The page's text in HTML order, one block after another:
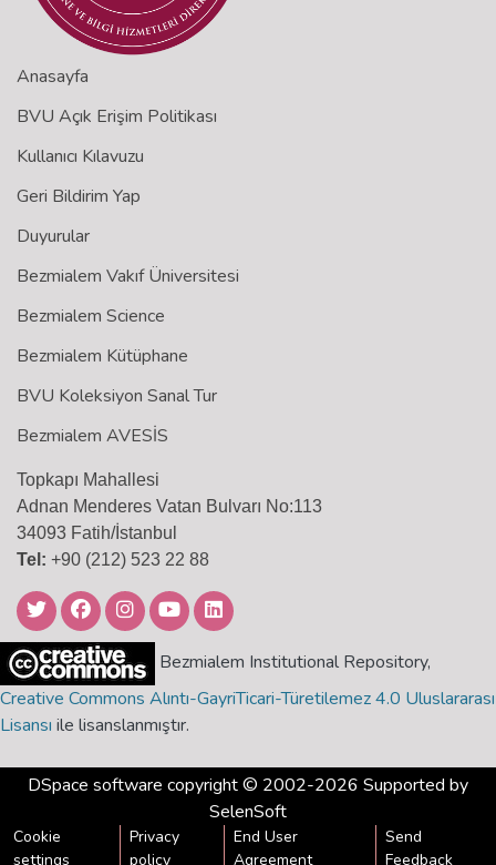
Anasayfa
BVU Açık Erişim Politikası
Kullanıcı Kılavuzu
Geri Bildirim Yap
Duyurular
Bezmialem Vakıf Üniversitesi
Bezmialem Science
Bezmialem Kütüphane
BVU Koleksiyon Sanal Tur
Bezmialem AVESİS
Topkapı Mahallesi
Adnan Menderes Vatan Bulvarı No:113
34093 Fatih/İstanbul
Tel: +90 (212) 523 22 88
Bezmialem Institutional Repository,
Creative Commons Alıntı-GayriTicari-Türetilemez 4.0 Uluslararası
Lisansı ile lisanslanmıştır.
DSpace software copyright © 2002-2026 Supported by
SelenSoft
Cookie
settings
Privacy
policy
End User
Agreement
Send
Feedback